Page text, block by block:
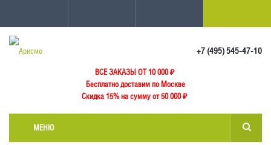
+7 (495) 545-47-10
ВСЕ ЗАКАЗЫ ОТ 10 000₽
Бесплатно доставим по Москве
Скидка 15% на сумму от 50 000 ₽
МЕНЮ